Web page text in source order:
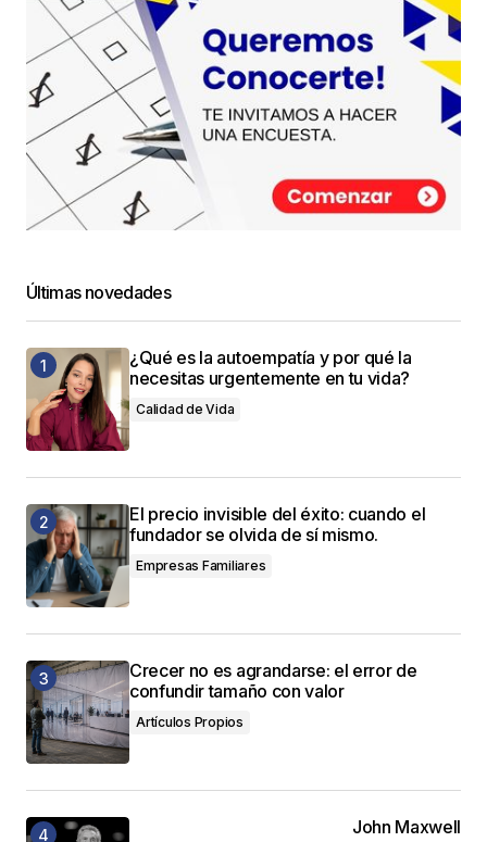
Últimas novedades
¿Qué es la autoempatía y por qué la
necesitas urgentemente en tu vida?
Calidad de Vida
El precio invisible del éxito: cuando el
fundador se olvida de sí mismo.
Empresas Familiares
Crecer no es agrandarse: el error de
confundir tamaño con valor
Artículos Propios
John Maxwell